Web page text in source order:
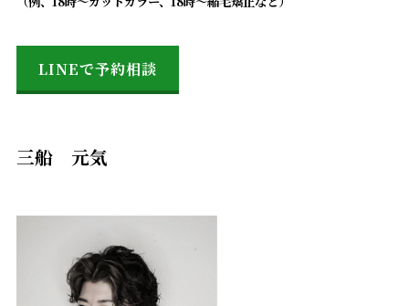
LINEで予約相談
三船 元気